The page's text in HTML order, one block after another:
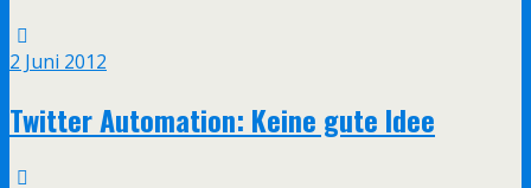
2 Juni 2012
Twitter Automation: Keine gute Idee